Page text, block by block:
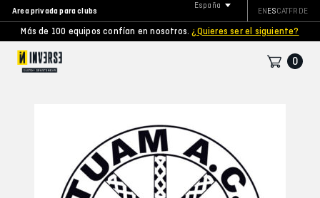
Area privada para clubs
Más de 100 equipos confían en nosotros.¿Quieres ser el siguiente?
España
ENESCATFR DE
0